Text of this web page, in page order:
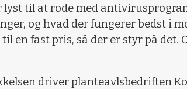
lyst til at rode med
og hvad der fungerer bedst i
en fast pris, så der er styr på det.
driver planteavlsbedriften